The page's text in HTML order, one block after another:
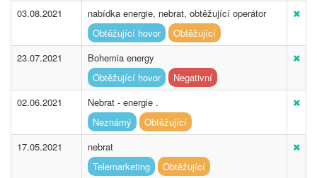
03.08.2021
nabídka energie, nebrat, obtěžující operátor
Obtěžující hovor
Obtěžující
23.07.2021
Bohemia energy
Obtěžující hovor
Negativní
02.06.2021
Nebrat - energie .
Neznámý
Obtěžující
17.05.2021
nebrat
Telemarketing
Obtěžující